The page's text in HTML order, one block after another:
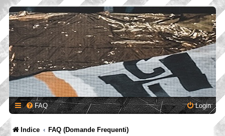
FAQ Login
Indice FAQ (Domande Frequenti)